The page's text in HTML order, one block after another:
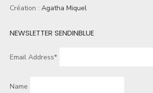
Création : Agatha Miquel
NEWSLETTER SENDINBLUE
Email Address*
Name